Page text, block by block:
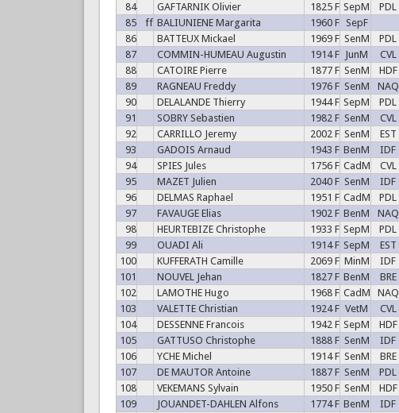
84
GAFTARNIK Olivier 1825 F SepM PDL
85
ff BALIUNIENE Margarita 1960 F SepF
86
BATTEUX Mickael 1969 F SenM PDL
87
COMMIN-HUMEAU Augustin 1914 F JunM CVL
88
CATOIRE Pierre 1877 F SenM HDF
89
RAGNEAU Freddy 1976 F SenM NAQ
90
DELALANDE Thierry 1944 F SepM PDL
91
SOBRY Sebastien 1982 F SenM CVL
92
CARRILLO Jeremy 2002 F SenM EST
93
GADOIS Arnaud 1943 F BenM IDF
94
SPIES Jules 1756 F CadM CVL
95
MAZET Julien 2040 F SenM IDF
96
DELMAS Raphael 1951 F CadM PDL
97
FAVAUGE Elias 1902 F BenM NAQ
98
HEURTEBIZE Christophe 1933 F SepM PDL
99
OUADI Ali 1914 F SepM EST
100
KUFFERATH Camille 2069 F MinM IDF
101
NOUVEL Jehan 1827 F BenM BRE
102
LAMOTHE Hugo 1968 F CadM NAQ
103
VALETTE Christian 1924 F VetM CVL
104
DESSENNE Francois 1942 F SepM HDF
105
GATTUSO Christophe 1888 F SenM IDF
106
YCHE Michel 1914 F SenM BRE
107
DE MAUTOR Antoine 1887 F SenM PDL
108
VEKEMANS Sylvain 1950 F SenM HDF
109
JOUANDET-DAHLEN Alfons 1774 F BenM IDF